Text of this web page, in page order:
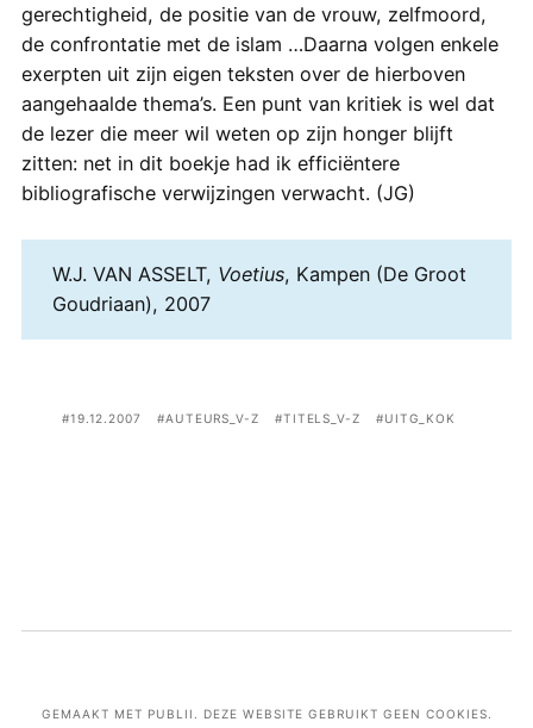
gerechtigheid, de positie van de vrouw, zelfmoord,
de confrontatie met de islam …Daarna volgen enkele
exerpten uit zijn eigen teksten over de hierboven
aangehaalde thema’s. Een punt van kritiek is wel dat
de lezer die meer wil weten op zijn honger blijft
zitten: net in dit boekje had ik efficiëntere
bibliografische verwijzingen verwacht. (JG)
W.J. VAN ASSELT, Voetius, Kampen (De Groot
Goudriaan), 2007
19.12.2007 AUTEURS_V-Z TITELS_V-Z UITG_KOK
GEMAAKT MET PUBLII. DEZE WEBSITE GEBRUIKT GEEN COOKIES.